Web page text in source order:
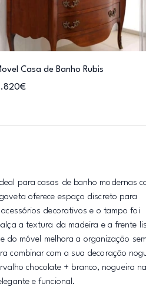
Casa de Banho Rubis
para casas de banho modernas
oferece espaço discreto para
decorativos e o tampo foi
a textura da madeira e a frente
do móvel melhora a organização sem
combinar com a sua decoração
chocolate + branco, nogueira
e funcional.